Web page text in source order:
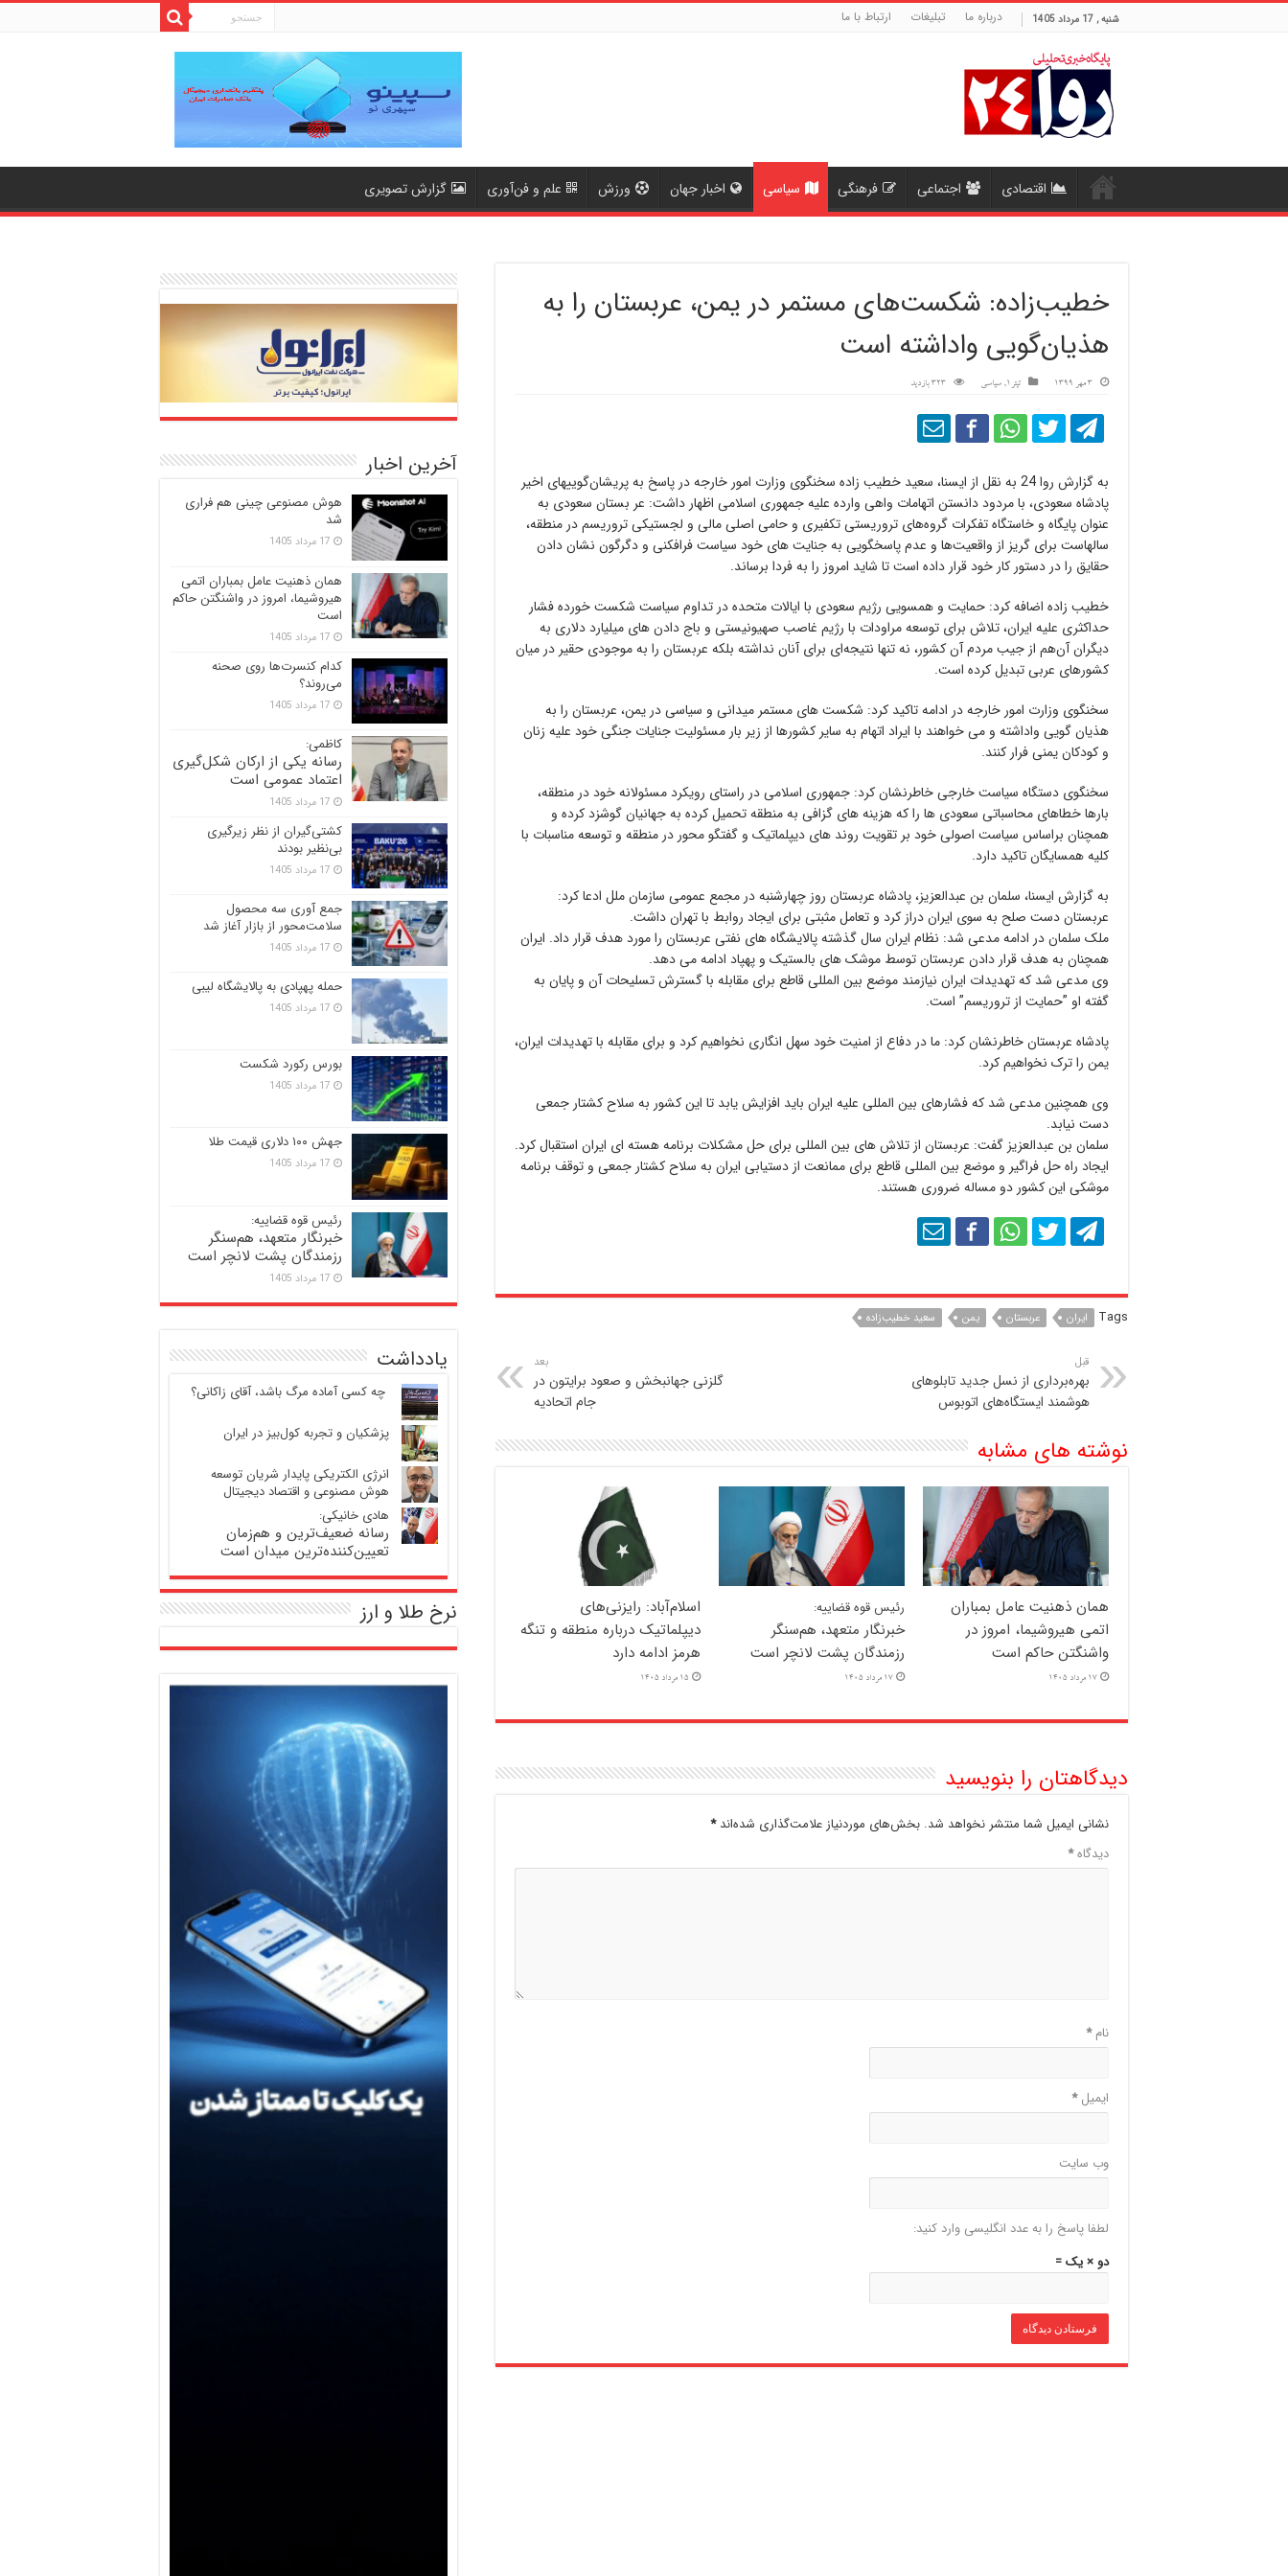
شنبه , 17 مرداد 1405 درباره ما تبلیغات ارتباط با ما
اقتصادی اجتماعی فرهنگی سیاسی اخبار جهان ورزش علم و فن‌آوری گزارش تصویری
خطیب‌زاده: شکست‌های مستمر در یمن، عربستان را به
هذیان‌گویی واداشته است
3 مهر 1399 تیتر1 , سیاسی 323 بازدید
به گزارش روا 24 به نقل از ایسنا، سعید خطیب زاده سخنگوی وزارت امور خارجه در پاسخ به پریشان‌گوییهای اخیر
پادشاه سعودی، با مردود دانستن اتهامات واهی وارده علیه جمهوری اسلامی اظهار داشت: عر بستان سعودی به
عنوان پایگاه و خاستگاه تفکرات گروه‌های تروریستی تکفیری و حامی اصلی مالی و لجستیکی تروریسم در منطقه،
سالهاست برای گریز از واقعیت‌ها و عدم پاسخگویی به جنایت های خود سیاست فرافکنی و دگرگون نشان دادن
حقایق را در دستور کار خود قرار داده است تا شاید امروز را به فردا برساند.
خطیب زاده اضافه کرد: حمایت و همسویی رژیم سعودی با ایالات متحده در تداوم سیاست شکست خورده فشار
حداکثری علیه ایران، تلاش برای توسعه مراودات با رژیم غاصب صهیونیستی و باج دادن های میلیارد دلاری به
دیگران آن‌هم از جیب مردم آن کشور، نه تنها نتیجه‌ای برای آنان نداشته بلکه عربستان را به موجودی حقیر در میان
کشورهای عربی تبدیل کرده است.
سخنگوی وزارت امور خارجه در ادامه تاکید کرد: شکست های مستمر میدانی و سیاسی در یمن، عربستان را به
هذیان گویی واداشته و می خواهند با ایراد اتهام به سایر کشورها از زیر بار مسئولیت جنایات جنگی خود علیه زنان
و کودکان یمنی فرار کنند.
سخنگوی دستگاه سیاست خارجی خاطرنشان کرد: جمهوری اسلامی در راستای رویکرد مسئولانه خود در منطقه،
بارها خطاهای محاسباتی سعودی ها را که هزینه های گزافی به منطقه تحمیل ‌کرده به جهانیان گوشزد کرده و
همچنان براساس سیاست اصولی خود بر تقویت روند های دیپلماتیک و گفتگو محور در منطقه و توسعه مناسبات با
کلیه همسایگان تاکید دارد.
به گزارش ایسنا، سلمان بن عبدالعزیز، پادشاه عربستان روز چهارشنبه در مجمع عمومی سازمان ملل ادعا کرد:
عربستان دست صلح به سوی ایران دراز کرد و تعامل مثبتی برای ایجاد روابط با تهران داشت.
ملک سلمان در ادامه مدعی شد: نظام ایران سال گذشته پالایشگاه های نفتی عربستان را مورد هدف قرار داد. ایران
همچنان به هدف قرار دادن عربستان توسط موشک های بالستیک و پهپاد ادامه می دهد.
وی مدعی شد که تهدیدات ایران نیازمند موضع بین المللی قاطع برای مقابله با گسترش تسلیحات آن و پایان به
گفته او ”حمایت از تروریسم” است.
پادشاه عربستان خاطرنشان کرد: ما در دفاع از امنیت خود سهل انگاری نخواهیم کرد و برای مقابله با تهدیدات ایران،
یمن را ترک نخواهیم کرد.
وی همچنین مدعی شد که فشارهای بین المللی علیه ایران باید افزایش یابد تا این کشور به سلاح کشتار جمعی
دست نیابد.
سلمان بن عبدالعزیز گفت: عربستان از تلاش های بین المللی برای حل مشکلات برنامه هسته ای ایران استقبال کرد.
ایجاد راه حل فراگیر و موضع بین المللی قاطع برای ممانعت از دستیابی ایران به سلاح کشتار جمعی و توقف برنامه
موشکی این کشور دو مساله ضروری هستند.
Tags ایران عربستان یمن سعید خطیب‌زاده
قبل
بهره‌برداری از نسل جدید تابلوهای
هوشمند ایستگاه‌های اتوبوس
بعد
گلزنی جهانبخش و صعود برایتون در
جام اتحادیه
نوشته های مشابه
همان ذهنیت عامل بمباران
اتمی هیروشیما، امروز در
واشنگتن حاکم است
17 مرداد 1405
رئیس قوه قضاییه:
خبرنگار متعهد، هم‌سنگر
رزمندگان پشت لانچر است
17 مرداد 1405
اسلام‌آباد: رایزنی‌های
دیپلماتیک درباره منطقه و تنگه
هرمز ادامه دارد
15 مرداد 1405
دیدگاهتان را بنویسید
نشانی ایمیل شما منتشر نخواهد شد. بخش‌های موردنیاز علامت‌گذاری شده‌اند*
دیدگاه*
نام*
ایمیل*
وب‌ سایت
لطفا پاسخ را به عدد انگلیسی وارد کنید:
دو × یک =
آخرین اخبار
هوش مصنوعی چینی هم فراری
شد
17 مرداد 1405
همان ذهنیت عامل بمباران اتمی
هیروشیما، امروز در واشنگتن حاکم
است
17 مرداد 1405
کدام کنسرت‌ها روی صحنه
می‌روند؟
17 مرداد 1405
کاظمی:
رسانه یکی از ارکان شکل‌گیری
اعتماد عمومی است
17 مرداد 1405
کشتی‌گیران از نظر زیرگیری
بی‌نظیر بودند
17 مرداد 1405
جمع آوری سه محصول
سلامت‌محور از بازار آغاز شد
17 مرداد 1405
حمله پهپادی به پالایشگاه لیبی
17 مرداد 1405
بورس رکورد شکست
17 مرداد 1405
جهش ۱۰۰ دلاری قیمت طلا
17 مرداد 1405
رئیس قوه قضاییه:
خبرنگار متعهد، هم‌سنگر
رزمندگان پشت لانچر است
17 مرداد 1405
یادداشت
‍ چه کسی آماده مرگ باشد، آقای زاکانی؟
پزشکیان و تجربه کول‌بیز در ایران
انرژی الکتریکی پایدار شریان توسعه
هوش مصنوعی و اقتصاد دیجیتال
هادی خانیکی:
رسانه ضعیف‌ترین و هم‌زمان
تعیین‌کننده‌ترین میدان است
نرخ طلا و ارز